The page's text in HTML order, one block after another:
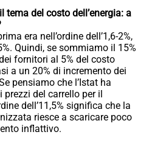
del costo dell’energia: a
era nell’ordine dell’1,6-2%,
Quindi, se sommiamo il 15%
fornitori al 5% del costo
a un 20% di incremento dei
pensiamo che l’Istat ha
prezzi del carrello per il
dell’11,5% significa che la
riesce a scaricare poco
inflattivo.